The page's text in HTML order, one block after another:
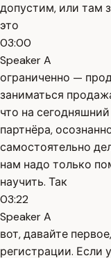
допустим, или там
это
03:00
Speaker A
ограниченно —
заниматься
что на
партнёра,
самостоятельно
нам надо только
научить. Так
03:22
Speaker A
вот, давайте
регистрации. Если